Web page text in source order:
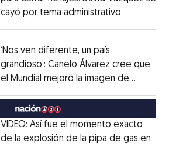
cayó por tema administrativo
‘Nos ven diferente, un país
grandioso’: Canelo Álvarez cree que
el Mundial mejoró la imagen de
VIDEO: Así fue el momento exacto
de la explosión de la pipa de gas en